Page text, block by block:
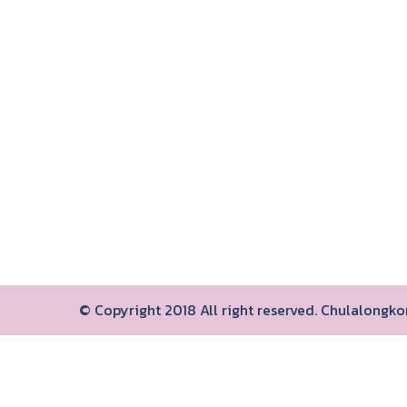
© Copyright 2018 All right reserved.